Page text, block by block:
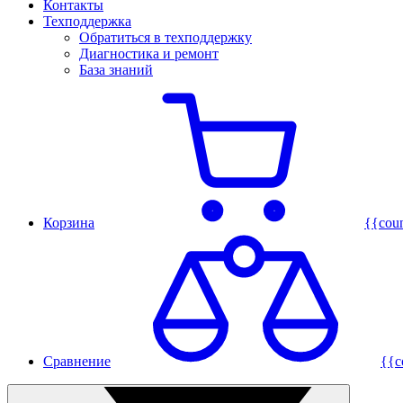
Контакты
Техподдержка
Обратиться в техподдержку
Диагностика и ремонт
База знаний
Корзина
Сравнение